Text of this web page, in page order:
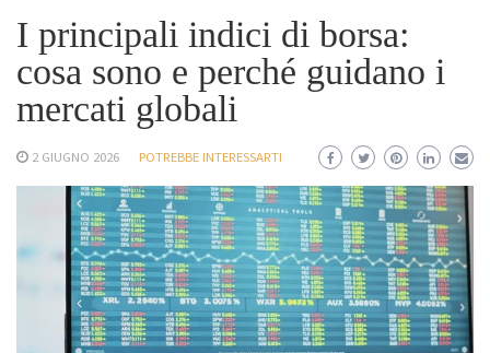
I principali indici di borsa:
cosa sono e perché guidano i
mercati globali
2 GIUGNO 2026 POTREBBE INTERESSARTI